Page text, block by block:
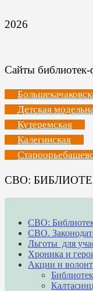
2026
Сайты библиотек-
Детская
Кутеремская
Калегинская
СВО:
СВО:
СВО.
Льготы для
Хроника и
Акции и